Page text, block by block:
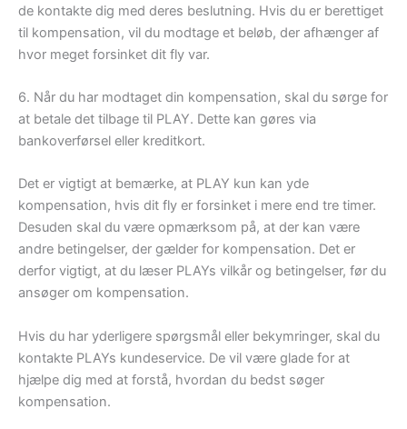
de kontakte dig med deres beslutning. Hvis du er berettiget
til kompensation, vil du modtage et beløb, der afhænger af
hvor meget forsinket dit fly var.
6. Når du har modtaget din kompensation, skal du sørge for
at betale det tilbage til PLAY. Dette kan gøres via
bankoverførsel eller kreditkort.
Det er vigtigt at bemærke, at PLAY kun kan yde
kompensation, hvis dit fly er forsinket i mere end tre timer.
Desuden skal du være opmærksom på, at der kan være
andre betingelser, der gælder for kompensation. Det er
derfor vigtigt, at du læser PLAYs vilkår og betingelser, før du
ansøger om kompensation.
Hvis du har yderligere spørgsmål eller bekymringer, skal du
kontakte PLAYs kundeservice. De vil være glade for at
hjælpe dig med at forstå, hvordan du bedst søger
kompensation.